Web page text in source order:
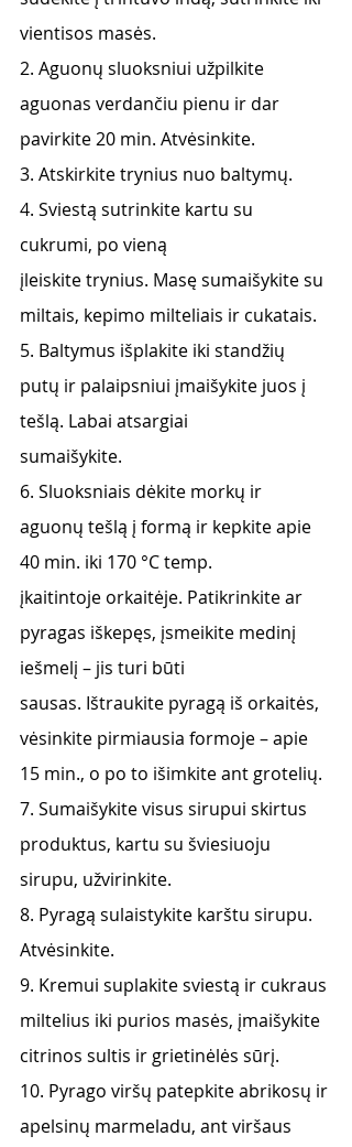
vientisos masės.
2. Aguonų sluoksniui užpilkite
aguonas verdančiu pienu ir dar
pavirkite 20 min. Atvėsinkite.
3. Atskirkite trynius nuo baltymų.
4. Sviestą sutrinkite kartu su
cukrumi, po vieną
įleiskite trynius. Masę sumaišykite su
miltais, kepimo milteliais ir cukatais.
5. Baltymus išplakite iki standžių
putų ir palaipsniui įmaišykite juos į
tešlą. Labai atsargiai
sumaišykite.
6. Sluoksniais dėkite morkų ir
aguonų tešlą į formą ir kepkite apie
40 min. iki 170 °C temp.
įkaitintoje orkaitėje. Patikrinkite ar
pyragas iškepęs, įsmeikite medinį
iešmelį – jis turi būti
sausas. Ištraukite pyragą iš orkaitės,
vėsinkite pirmiausia formoje – apie
15 min., o po to išimkite ant grotelių.
7. Sumaišykite visus sirupui skirtus
produktus, kartu su šviesiuoju
sirupu, užvirinkite.
8. Pyragą sulaistykite karštu sirupu.
Atvėsinkite.
9. Kremui suplakite sviestą ir cukraus
miltelius iki purios masės, įmaišykite
citrinos sultis ir grietinėlės sūrį.
10. Pyrago viršų patepkite abrikosų ir
apelsinų marmeladu, ant viršaus